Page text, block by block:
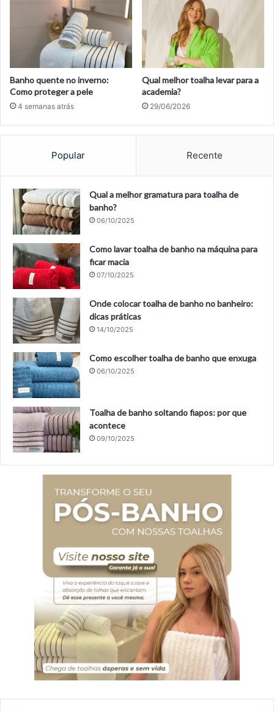
Banho quente no inverno:
Como proteger a pele
4 semanas atrás
Qual melhor toalha levar para a
academia?
29/06/2026
Popular Recente
Qual a melhor gramatura para toalha de
banho?
06/10/2025
Como lavar toalha de banho na máquina para
ficar macia
07/10/2025
Onde colocar toalha de banho no banheiro:
dicas práticas
14/10/2025
Como escolher toalha de banho que enxuga
06/10/2025
Toalha de banho soltando fiapos: por que
acontece
09/10/2025